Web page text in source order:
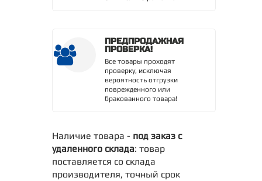
ПРЕДПРОДАЖНАЯ
ПРОВЕРКА!
Все товары проходят
проверку, исключая
вероятность отгрузки
поврежденного или
бракованного товара!
Наличие товара - под заказ с
удаленного склада: товар
поставляется со склада
производителя, точный срок